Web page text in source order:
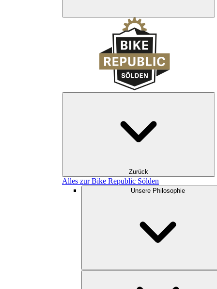
Zurück
Alles zur Bike Republic Sölden
Unsere Philosophie